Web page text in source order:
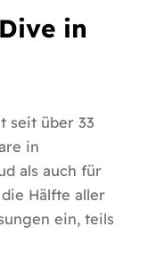
in
seit über 33
in
als auch für
Hälfte aller
ein, teils